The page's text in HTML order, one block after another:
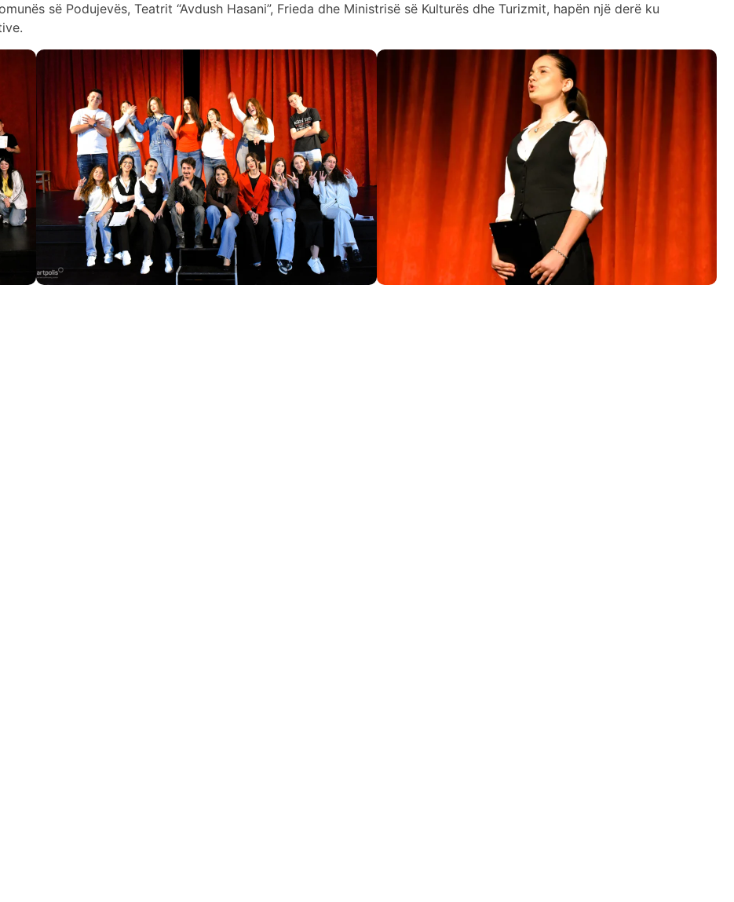
së Podujevës, Teatrit “Avdush Hasani”, Frieda dhe Ministrisë së Kulturës dhe Turizmit, hapën një derë ku